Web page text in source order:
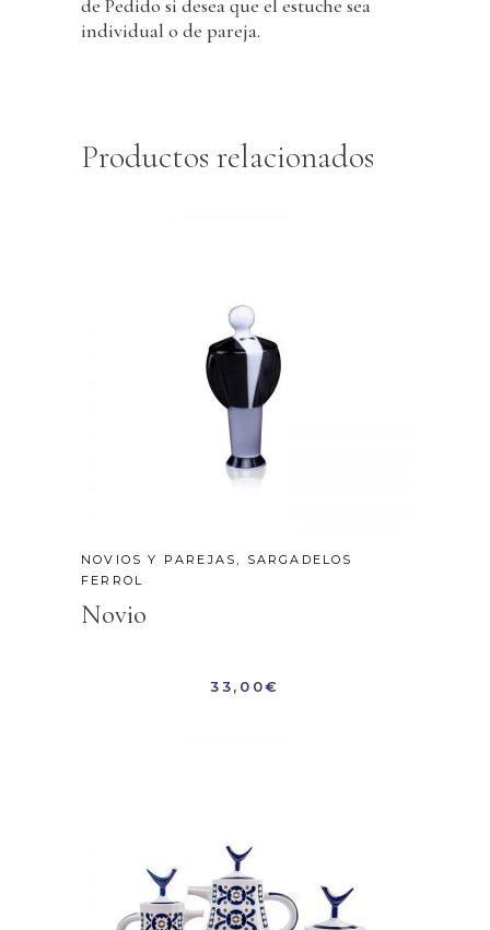
de Pedido si desea que el estuche sea
individual o de pareja.
Productos relacionados
NOVIOS Y PAREJAS, SARGADELOS
FERROL
Novio
33,00€